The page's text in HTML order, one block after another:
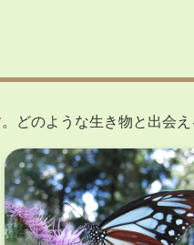
どのような生き物と出会